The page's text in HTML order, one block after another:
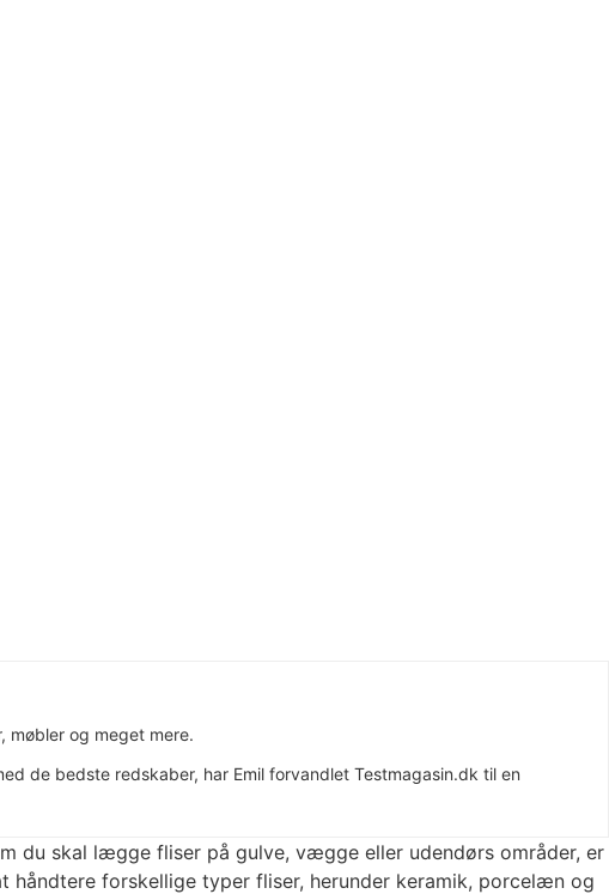
møbler og meget mere.
de bedste redskaber, har Emil forvandlet Testmagasin.dk til en
du skal lægge fliser på gulve, vægge eller udendørs områder, er
forskellige typer fliser, herunder keramik, porcelæn og